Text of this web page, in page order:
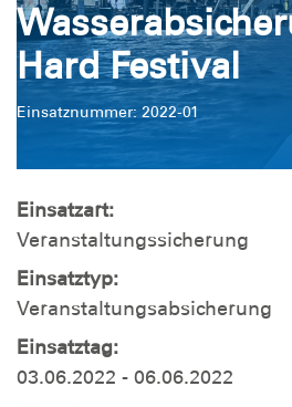
Hard Festival
Einsatznummer: 2022-01
Einsatzart:
Veranstaltungssicherung
Einsatztyp:
Veranstaltungsabsicherung
Einsatztag:
03.06.2022 - 06.06.2022